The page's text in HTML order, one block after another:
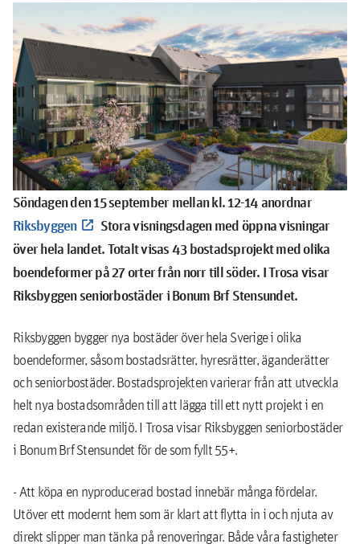
Söndagen den 15 september mellan kl. 12-14 anordnar
Riksbyggen
Stora visningsdagen med öppna visningar
över hela landet. Totalt visas 43 bostadsprojekt med olika
boendeformer på 27 orter från norr till söder. I Trosavisar
Riksbyggen seniorbostäder i Bonum Brf Stensundet.
Riksbyggen bygger nya bostäder över hela Sverige i olika
boendeformer, såsom bostadsrätter, hyresrätter, äganderätter
och seniorbostäder. Bostadsprojekten varierar från att utveckla
helt nya bostadsområden till att lägga till ett nytt projekt i en
redan existerande miljö. I Trosa visar Riksbyggen seniorbostäder
i Bonum Brf Stensundet för de som fyllt 55+.
- Att köpa en nyproducerad bostad innebär många fördelar.
Utöver ett modernt hem som är klart att flytta in i och njuta av
direkt slipper man tänka på renoveringar. Både våra fastigheter